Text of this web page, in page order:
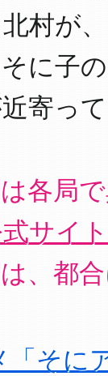
村が
に子
近寄
各局
サイト
、都
「そに